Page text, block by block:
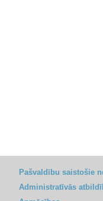
Pašvaldību saistošie
Administratīvās